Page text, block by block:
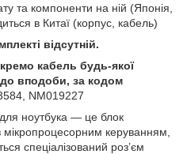
та компоненти на ній (Японія,
в Китаї (корпус, кабель)
відсутній.
кабель будь-якої
вподоби, за кодом
NM019227
ноутбука — це блок
мікропроцесорним керуванням,
спеціалізований роз’єм